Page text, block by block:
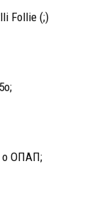
Follie (;)
ο ΟΠΑΠ;